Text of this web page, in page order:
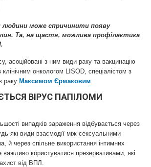
людини може спричинити появу
Та, на щастя, можлива профілактика
асоційовані з ним види раку та вакцинацію
клінічним онкологом LISOD, спеціалістом з
раку Максимом Єрмаковим.
ВІРУС ПАПІЛОМИ
випадків зараження відбувається через
які види взаємодії між сексуальними
й через спільне використання інтимних
користуватися презервативами, які
від ВПЛ.